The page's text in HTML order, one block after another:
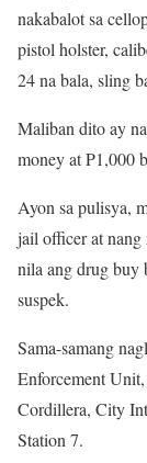
nakabalot sa
pistol holster,
24 na bala, sling
Maliban dito ay
money at P1,000
Ayon sa pulisya,
jail officer at nang
nila ang drug buy
suspek.
Sama-samang
Enforcement
Cordillera, City
Station 7.